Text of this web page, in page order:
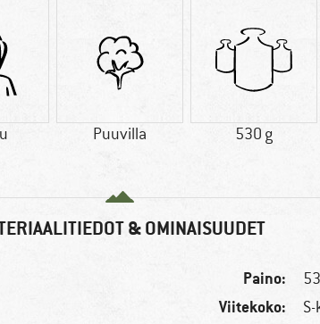
Puuvilla 530 g
& OMINAISUUDET
Paino:
Viitekoko: